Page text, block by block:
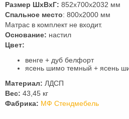
Размер ШхВхГ: 852x700x2032 мм
Спальное место: 800х2000 мм
Матрас в комплект не входит.
Основание: настил
Цвет:
венге + дуб белфорт
ясень шимо темный + ясень
Материал: ЛДСП
Вес: 43,45 кг
Фабрика: МФ Стендмебель